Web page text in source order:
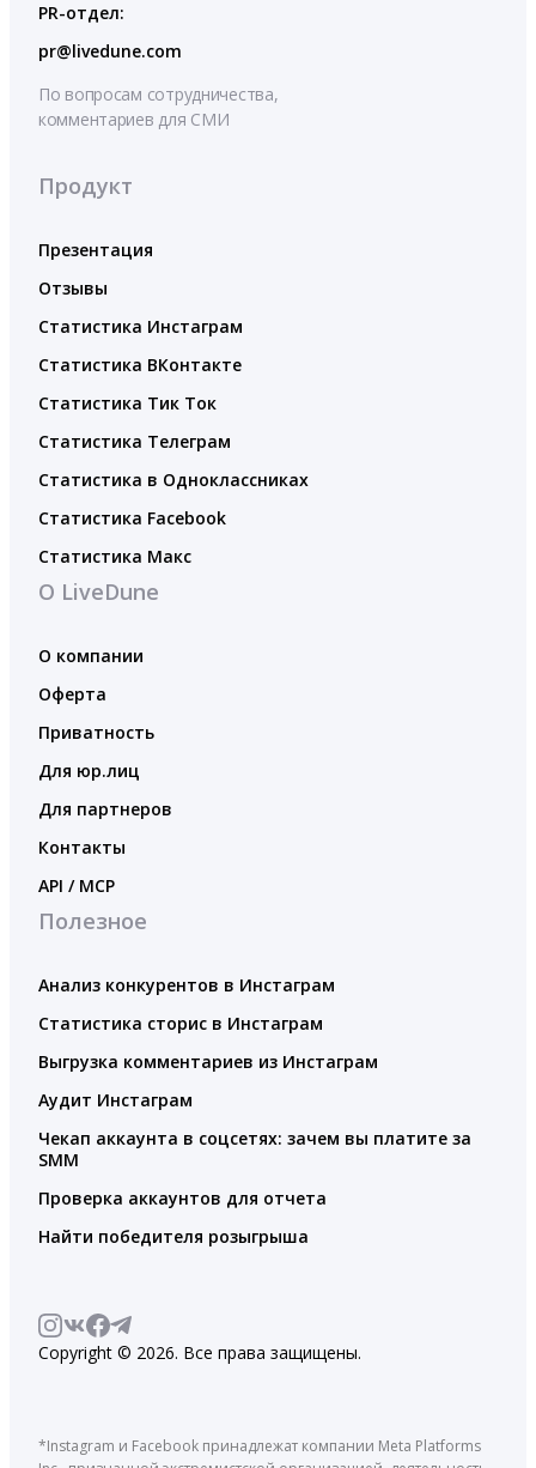
PR-отдел:
pr@livedune.com
По вопросам сотрудничества,
комментариев для СМИ
Продукт
Презентация
Отзывы
Статистика Инстаграм
Статистика ВКонтакте
Статистика Тик Ток
Статистика Телеграм
Статистика в Одноклассниках
Статистика Facebook
Статистика Макс
О LiveDune
О компании
Оферта
Приватность
Для юр.лиц
Для партнеров
Контакты
API / MCP
Полезное
Анализ конкурентов в Инстаграм
Статистика сторис в Инстаграм
Выгрузка комментариев из Инстаграм
Аудит Инстаграм
Чекап аккаунта в соцсетях: зачем вы платите за
SMM
Проверка аккаунтов для отчета
Найти победителя розыгрыша
Copyright © 2026. Все права защищены.
*Instagram и Facebook принадлежат компании Meta Platforms